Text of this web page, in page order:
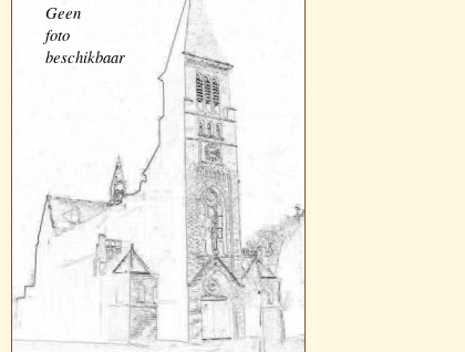
Geen
foto
beschikbaar